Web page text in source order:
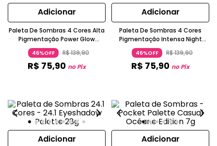
Adicionar
Paleta De Sombras 4 Cores Alta
Pigmentação Power Glow
Océane
46%OFF R$139,90
R$ 75,90 no Pix
Adicionar
Paleta De Sombras 4 Cores
Pigmentação Intensa Night
Glam Lilás OCEANE
46%OFF R$139,90
R$ 75,90 no Pix
Adicionar Adicionar